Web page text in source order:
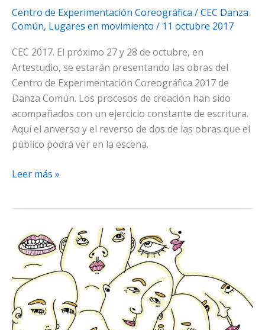
Centro de Experimentación Coreográfica /CEC Danza
Común, Lugares en movimiento / 11 octubre 2017
CEC 2017. El próximo 27 y 28 de octubre, en
Artestudio, se estarán presentando las obras del
Centro de Experimentación Coreográfica 2017 de
Danza Común. Los procesos de creación han sido
acompañados con un ejercicio constante de escritura.
Aquí el anverso y el reverso de dos de las obras que el
público podrá ver en la escena.
Anverso
Leer más »